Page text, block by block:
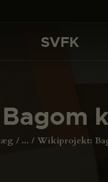
SVFK
... Wikiprojekt:
SVFK